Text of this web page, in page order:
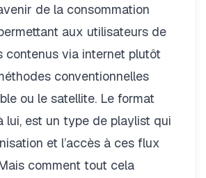
de la consommation
aux utilisateurs de
contenus via internet plutôt
conventionnelles
ou le satellite. Le format
lui, est un type de playlist qui
et l’accès à ces flux
comment tout cela